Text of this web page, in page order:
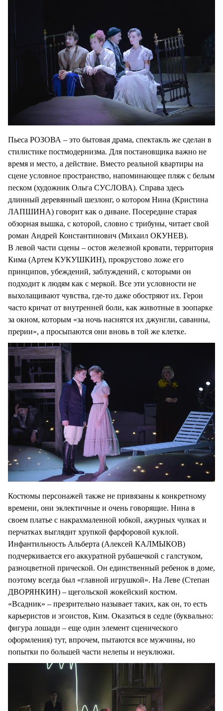
Пьеса РОЗОВА – это бытовая драма, спектакль же сделан в
стилистике постмодернизма. Для постановщика важно не
время и место, а действие. Вместо реальной квартиры на
сцене условное пространство, напоминающее пляж с белым
песком (художник Ольга СУСЛОВА). Справа здесь
длинный деревянный шезлонг, о котором Нина (Кристина
ЛАПШИНА) говорит как о диване. Посередине старая
обзорная вышка, с которой, словно с трибуны, читает свой
роман Андрей Константинович (Михаил ОКУНЕВ).
В левой части сцены – остов железной кровати, территория
Кима (Артем КУКУШКИН), прокрустово ложе его
принципов, убеждений, заблуждений, с которыми он
подходит к людям как с меркой. Все эти условности не
выхолащивают чувства, где-то даже обостряют их. Герои
часто кричат от внутренней боли, как животные в зоопарке
за окном, которым «за ночь наснятся их джунгли, саванны,
прерии», а просыпаются они вновь в той же клетке.
Костюмы персонажей также не привязаны к конкретному
времени, они эклектичные и очень говорящие. Нина в
своем платье с накрахмаленной юбкой, ажурных чулках и
перчатках выглядит хрупкой фарфоровой куклой.
Инфантильность Альберта (Алексей КАЛМЫКОВ)
подчеркивается его аккуратной рубашечкой с галстуком,
разноцветной прической. Он единственный ребенок в доме,
поэтому всегда был «главной игрушкой». На Леве (Степан
ДВОРЯНКИН) – щегольской жокейский костюм.
«Всадник» – презрительно называет таких, как он, то есть
карьеристов и эгоистов, Ким. Оказаться в седле (буквально:
фигура лошади – еще один элемент сценического
оформления) тут, впрочем, пытаются все мужчины, но
попытки по большей части нелепы и неуклюжи.